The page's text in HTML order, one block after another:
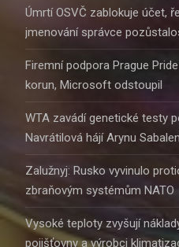
Úmrtí OSVČ zablokuje účet,
jmenování správce
Firemní podpora Prague
korun, Microsoft odstoupil
WTA zavádí genetické testy
Navrátilová hájí Arynu
Zalužnyj: Rusko vyvinulo
zbraňovým systémům NATO
Vysoké teploty zvyšují
pojišťovny a výrobci